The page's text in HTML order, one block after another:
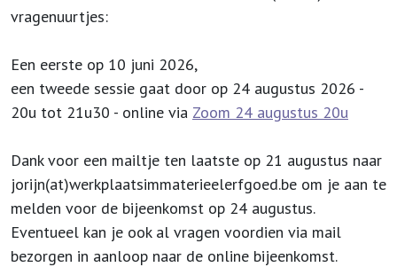
vragenuurtjes:
Een eerste op 10 juni 2026,
een tweede sessie gaat door op 24 augustus 2026 -
20u tot 21u30 - online via Zoom 24 augustus 20u
Dank voor een mailtje ten laatste op 21 augustus naar
jorijn(at)werkplaatsimmaterieelerfgoed.be om je aan te
melden voor de bijeenkomst op 24 augustus.
Eventueel kan je ook al vragen voordien via mail
bezorgen in aanloop naar de online bijeenkomst.